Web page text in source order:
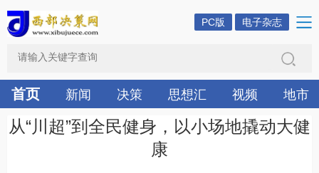
PC版 电子杂志
首页 新闻 决策 思想汇 视频 地市
从“川超”到全民健身，以小场地撬动大健
康